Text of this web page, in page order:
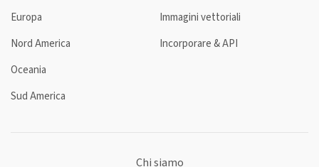
Europa
Nord America
Oceania
Sud America
Immagini vettoriali
Incorporare & API
Chi siamo